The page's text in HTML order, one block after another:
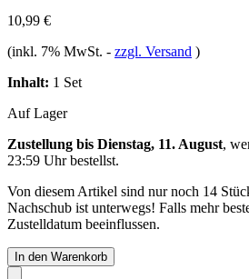
10,99 €
(inkl. 7% MwSt. - zzgl. Versand )
Inhalt: 1 Set
Auf Lager
Zustellung bis Dienstag, 11. August,
23:59 Uhrbestellst.
Von diesem Artikel sind nur noch 14
Nachschub ist unterwegs! Falls mehr
Zustelldatum beeinflussen.
In den Warenkorb